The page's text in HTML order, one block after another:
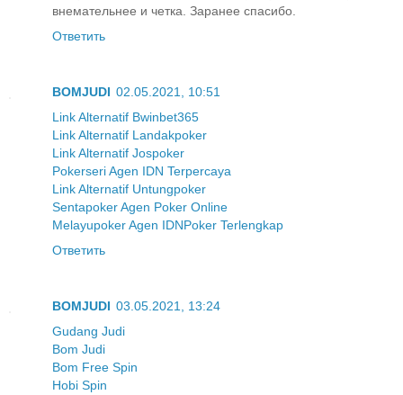
внемательнее и четка. Заранее спасибо.
Ответить
BOMJUDI 02.05.2021, 10:51
Link Alternatif Bwinbet365
Link Alternatif Landakpoker
Link Alternatif Jospoker
Pokerseri Agen IDN Terpercaya
Link Alternatif Untungpoker
Sentapoker Agen Poker Online
Melayupoker Agen IDNPoker Terlengkap
Ответить
BOMJUDI 03.05.2021, 13:24
Gudang Judi
Bom Judi
Bom Free Spin
Hobi Spin